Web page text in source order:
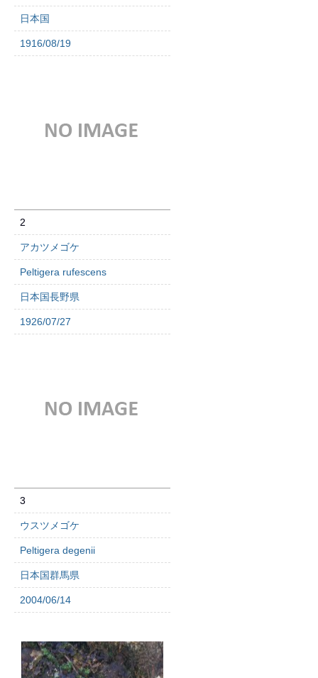
日本国
1916/08/19
2
アカツメゴケ
Peltigera rufescens
日本国長野県
1926/07/27
3
ウスツメゴケ
Peltigera degenii
日本国群馬県
2004/06/14